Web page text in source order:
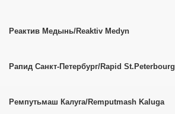
Реактив Медынь/Reaktiv Medyn
Рапид Санкт-Петербург/Rapid St.Peterbourg
Ремпутьмаш Калуга/Remputmash Kaluga